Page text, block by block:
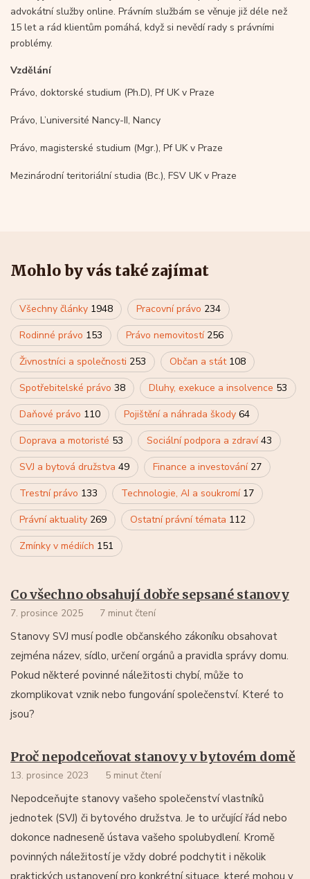
advokátní služby online. Právním službám se věnuje již déle než
15 let a rád klientům pomáhá, když si nevědí rady s právními
problémy.
Vzdělání
Právo, doktorské studium (Ph.D), Pf UK v Praze
Právo, L’université Nancy-II, Nancy
Právo, magisterské studium (Mgr.), Pf UK v Praze
Mezinárodní teritoriální studia (Bc.), FSV UK v Praze
Mohlo by vás také zajímat
Všechny články 1948 Pracovní právo 234
Rodinné právo 153 Právo nemovitostí 256
Živnostníci a společnosti 253 Občan a stát 108
Spotřebitelské právo 38 Dluhy, exekuce a insolvence 53
Daňové právo 110 Pojištění a náhrada škody 64
Doprava a motoristé 53 Sociální podpora a zdraví43
SVJ a bytová družstva 49 Finance a investování 27
Trestní právo 133 Technologie, AI a soukromí 17
Právní aktuality 269 Ostatní právní témata 112
Zmínky v médiích 151
Co všechno obsahují dobře sepsané stanovy
7. prosince 2025 7 minut čtení
Stanovy SVJ musí podle občanského zákoníku obsahovat
zejména název, sídlo, určení orgánů a pravidla správy domu.
Pokud některé povinné náležitosti chybí, může to
zkomplikovat vznik nebo fungování společenství. Které to
jsou?
Proč nepodceňovat stanovy v bytovém domě
13. prosince 2023 5 minut čtení
Nepodceňujte stanovy vašeho společenství vlastníků
jednotek (SVJ) či bytového družstva. Je to určující řád nebo
dokonce nadneseně ústava vašeho spolubydlení. Kromě
povinných náležitostí je vždy dobré podchytit i několik
praktických ustanovení pro konkrétní situace, které mohou v